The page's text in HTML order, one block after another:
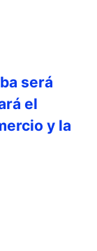
será
el
y la